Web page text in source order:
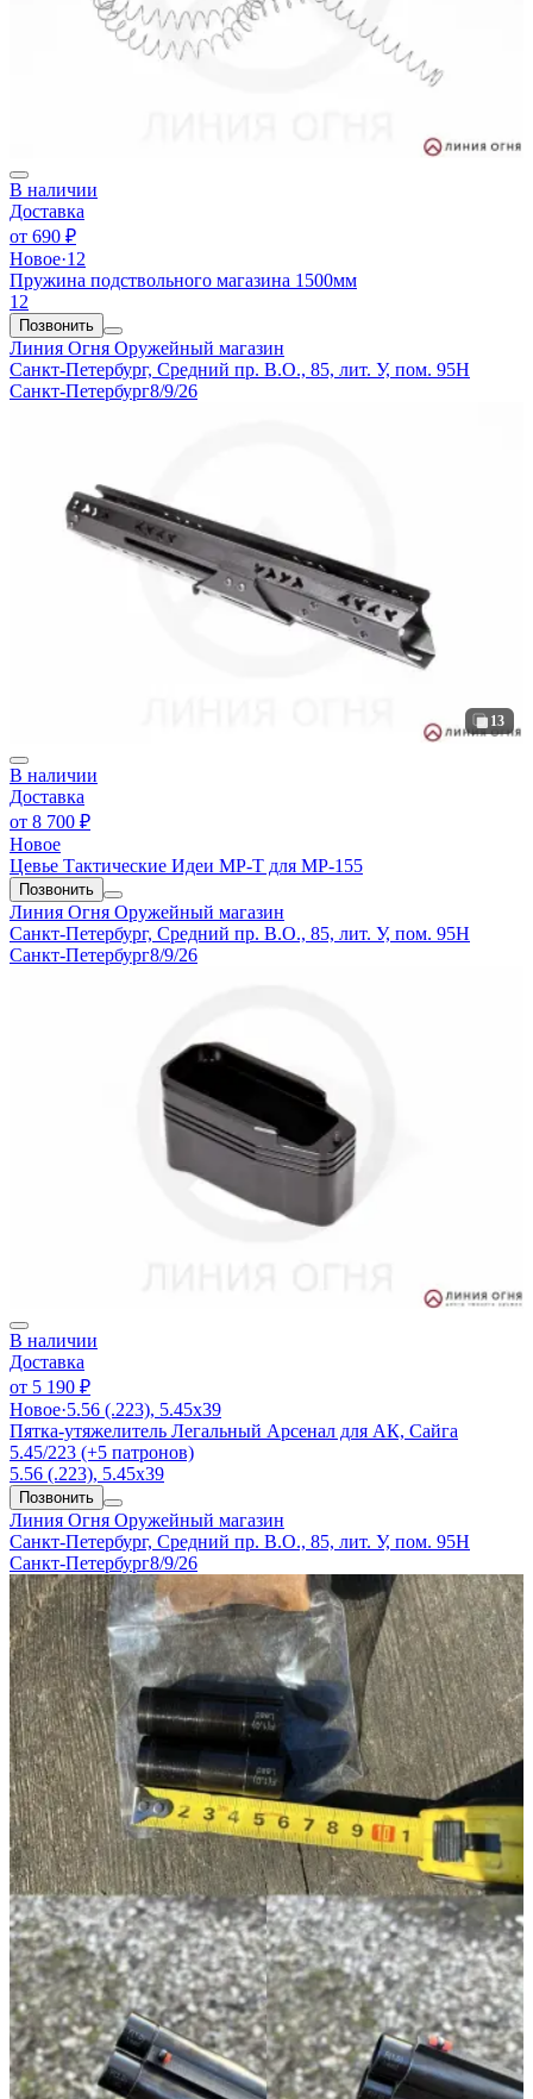
В наличии
Доставка
от 690 ₽
Новое·12
Пружина подствольного магазина 1500мм
12
Позвонить
Линия Огня Оружейный магазин
Санкт-Петербург, Средний пр. В.О., 85, лит. У, пом. 95Н
Санкт-Петербург8/9/26
13
В наличии
Доставка
от 8 700 ₽
Новое
Цевье Тактические Идеи МР-Т для МР-155
Позвонить
Линия Огня Оружейный магазин
Санкт-Петербург, Средний пр. В.О., 85, лит. У, пом. 95Н
Санкт-Петербург8/9/26
В наличии
Доставка
от 5 190 ₽
Новое·5.56 (.223), 5.45х39
Пятка-утяжелитель Легальный Арсенал для АК, Сайга
5.45/223 (+5 патронов)
5.56 (.223), 5.45х39
Позвонить
Линия Огня Оружейный магазин
Санкт-Петербург, Средний пр. В.О., 85, лит. У, пом. 95Н
Санкт-Петербург8/9/26